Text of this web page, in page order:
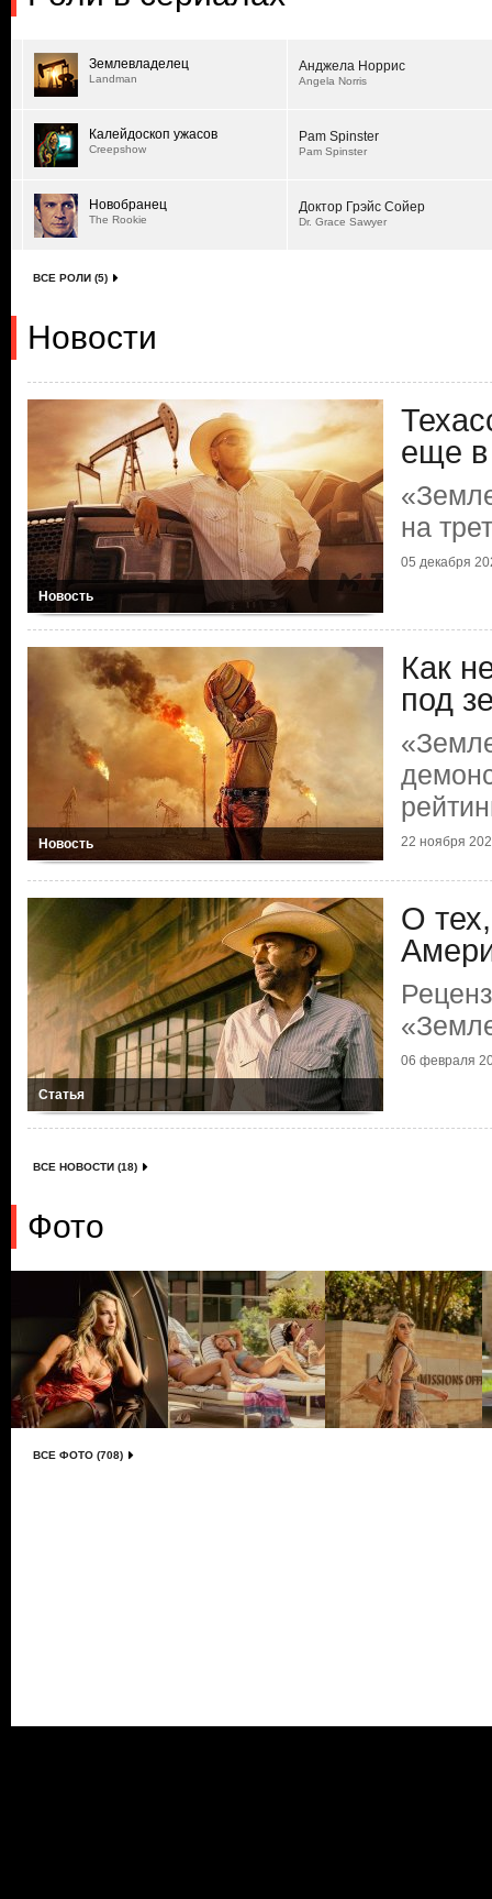
Землевладелец
Landman
Анджела Норрис
Angela Norris
Калейдоскоп ужасов
Creepshow
Pam Spinster
Pam Spinster
Новобранец
The Rookie
Доктор Грэйс Сойер
Dr. Grace Sawyer
ВСЕ РОЛИ (5)
Новости
Новость
еще
на
05 декабря
Новость
Как
под
22 ноября
Статья
О
06 февраля
ВСЕ НОВОСТИ (18)
Фото
ВСЕ ФОТО (708)